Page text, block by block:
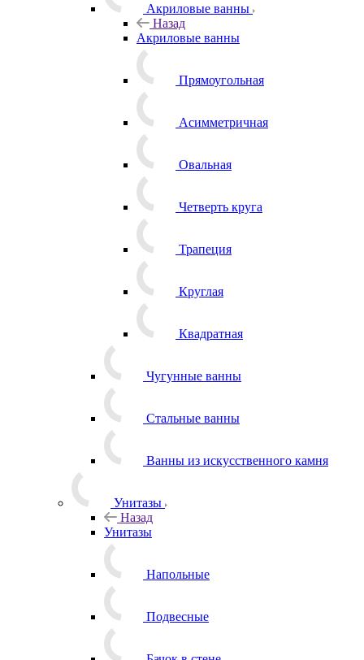
Акриловые ванны
Назад
Акриловые ванны
Прямоугольная
Асимметричная
Овальная
Четверть круга
Трапеция
Круглая
Квадратная
Чугунные ванны
Стальные ванны
Ванны из искусственного камня
Унитазы
Назад
Унитазы
Напольные
Подвесные